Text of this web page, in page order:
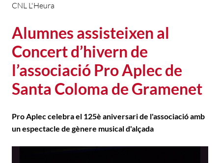
Alumnes assisteixen al
Concert d’hivern de
l’associació Pro Aplec de
Santa Coloma de Gramenet
CNL L'Heura
Pro Aplec celebra el 125è aniversari de l'associació amb
un espectacle de gènere musical d'alçada